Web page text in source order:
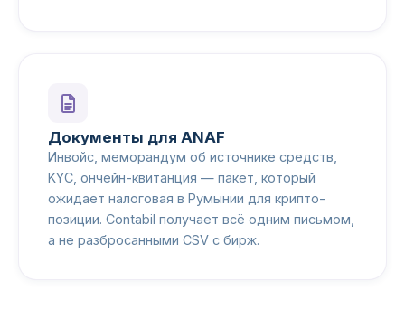
Документы для ANAF
Инвойс, меморандум об источнике средств,
KYC, ончейн-квитанция — пакет, который
ожидает налоговая в Румынии для крипто-
позиции. Contabil получает всё одним письмом,
а не разбросанными CSV с бирж.